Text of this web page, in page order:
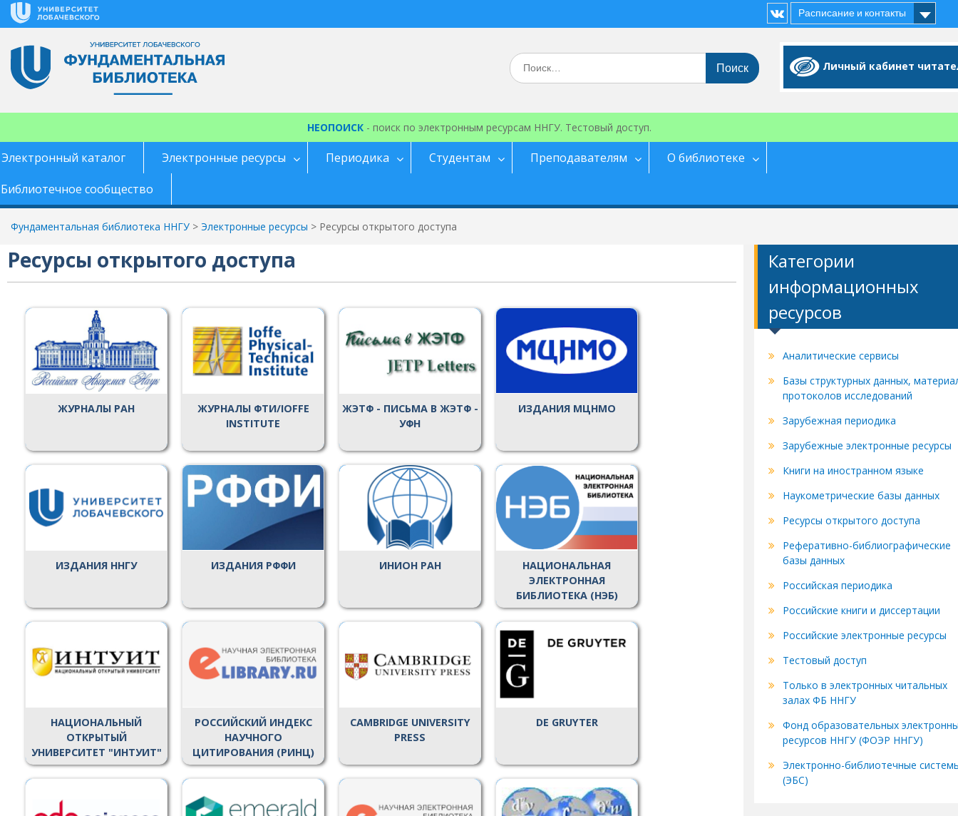
Перейти
Расписание и контакты
Vk
Личный кабинет
Искать:
НЕОПОИСК- поиск по электронным ресурсам ННГУ. Тестовый доступ.
Электронный каталог Электронные ресурсы Периодика Студентам Преподавателям
О библиотеке
Библиотечное сообщество
Фундаментальная библиотека ННГУ > Электронные ресурсы > Ресурсы открытого доступа
Ресурсы открытого доступа
ЖУРНАЛЫ РАН
ЖУРНАЛЫ ФТИ/IOFFE
INSTITUTE
ЖЭТФ - ПИСЬМА В ЖЭТФ -
УФН
ИЗДАНИЯ МЦНМО
ИЗДАНИЯ ННГУ ИЗДАНИЯ РФФИ ИНИОН РАН
НАЦИОНАЛЬНАЯ
ЭЛЕКТРОННАЯ
БИБЛИОТЕКА (НЭБ)
НАЦИОНАЛЬНЫЙ
ОТКРЫТЫЙ
УНИВЕРСИТЕТ "ИНТУИТ"
РОССИЙСКИЙ ИНДЕКС
НАУЧНОГО
ЦИТИРОВАНИЯ (РИНЦ)
CAMBRIDGE UNIVERSITY
PRESS
DE GRUYTER
Категории
информационных
ресурсов
Аналитические сервисы
Базы структурных данных,
протоколов исследований
Зарубежная периодика
Зарубежные электронные ресурсы
Книги на иностранном языке
Наукометрические базы данных
Ресурсы открытого доступа
Реферативно-библиографические
базы данных
Российская периодика
Российские книги и диссертации
Российские электронные ресурсы
Тестовый доступ
Только в электронных читальных
залах ФБ ННГУ
Фонд образовательных
ресурсов ННГУ (ФОЭР ННГУ)
Электронно-библиотечные
(ЭБС)